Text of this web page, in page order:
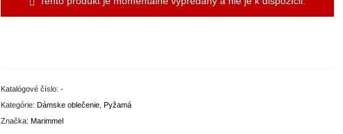
Katalógové číslo: -
Kategórie: Dámske oblečenie, Pyžamá
Značka: Marimmel